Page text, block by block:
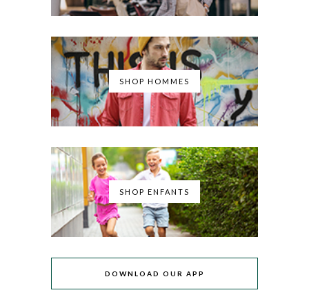
SHOP HOMMES
SHOP ENFANTS
DOWNLOAD OUR APP